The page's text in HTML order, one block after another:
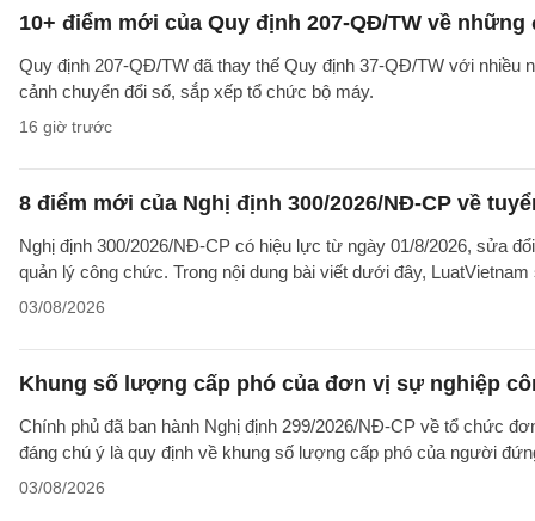
10+ điểm mới của Quy định 207-QĐ/TW về
Quy định 207-QĐ/TW đã thay thế Quy định 37-QĐ/TW với
cảnh chuyển đổi số, sắp xếp tổ chức bộ máy.
16 giờ trước
8 điểm mới của Nghị định 300/2026/NĐ-CP về
Nghị định 300/2026/NĐ-CP có hiệu lực từ ngày 01/8/2026, sửa
quản lý công chức. Trong nội dung bài viết dưới đây, LuatVietnam
03/08/2026
Khung số lượng cấp phó của đơn vị sự nghiệp
Chính phủ đã ban hành Nghị định 299/2026/NĐ-CP về tổ chức
đáng chú ý là quy định về khung số lượng cấp phó của người
03/08/2026